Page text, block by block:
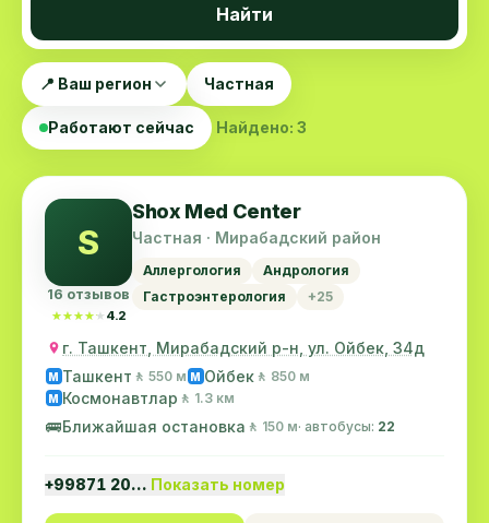
Найти
📍 Ваш регион Частная
Работают сейчас Найдено: 3
S
16 отзывов
★★★★★
★★★★★ 4.2
Shox Med Center
Частная · Мирабадский район
Аллергология
Андрология
Гастроэнтерология
+25
г. Ташкент, Мирабадский р-н, ул. Ойбек, 34д
M Ташкент 🚶 550 м M Ойбек 🚶 850 м
M Космонавтлар 🚶 1.3 км
🚌Ближайшая остановка 🚶 150 м· автобусы: 22
+99871 20… Показать номер